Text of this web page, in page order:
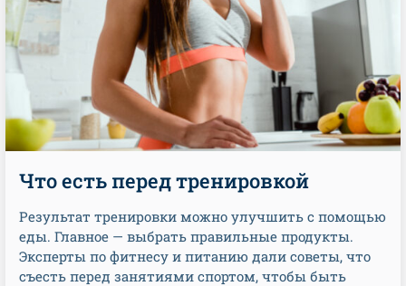
Что есть перед тренировкой
Результат тренировки можно улучшить с помощью
еды. Главное — выбрать правильные продукты.
Эксперты по фитнесу и питанию дали советы, что
съесть перед занятиями спортом, чтобы быть